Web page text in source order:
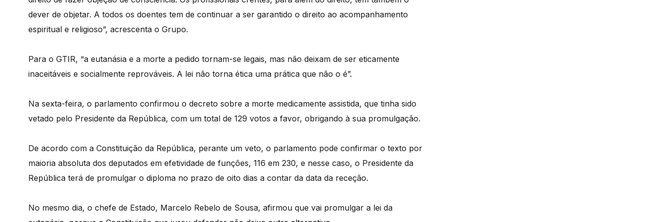
dever de objetar. A todos os doentes tem de continuar a ser garantido o direito ao acompanhamento
espiritual e religioso”, acrescenta o Grupo.
Para o GTIR, “a eutanásia e a morte a pedido tornam-se legais, mas não deixam de ser eticamente
inaceitáveis e socialmente reprováveis. A lei não torna ética uma prática que não o é”.
Na sexta-feira, o parlamento confirmou o decreto sobre a morte medicamente assistida, que tinha sido
vetado pelo Presidente da República, com um total de 129 votos a favor, obrigando à sua promulgação.
De acordo com a Constituição da República, perante um veto, o parlamento pode confirmar o texto por
maioria absoluta dos deputados em efetividade de funções, 116 em 230, e nesse caso, o Presidente da
República terá de promulgar o diploma no prazo de oito dias a contar da data da receção.
No mesmo dia, o chefe de Estado, Marcelo Rebelo de Sousa, afirmou que vai promulgar a lei da